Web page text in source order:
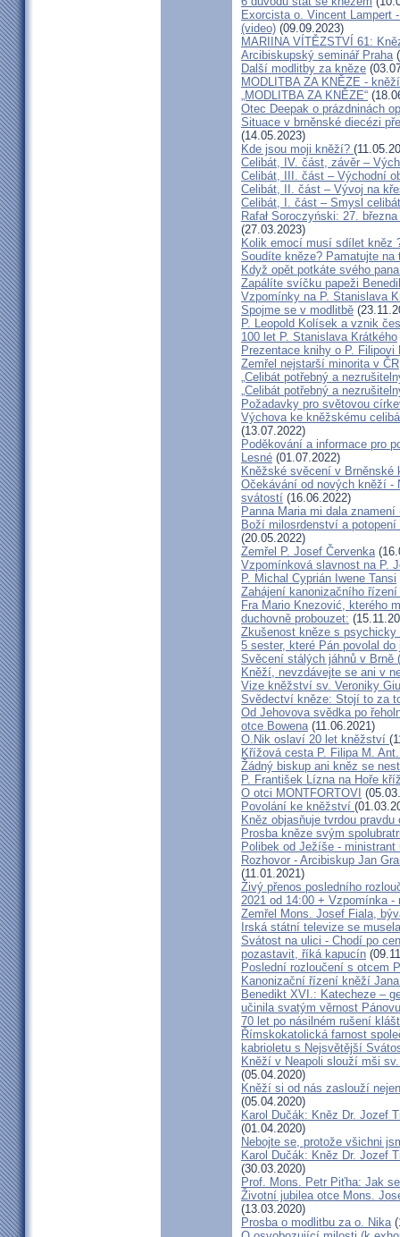
Exorcista o. Vincent Lampert
(video) (09.09.2023)
MARIINA VÍTĚZSTVÍ 61:
Arcibiskupský seminář Praha
Další modlitby za kněze
MODLITBA ZA KNĚZE -
„MODLITBA ZA KNĚZE“
Otec Deepak o prázdninách
Situace v brněnské diecézi
(14.05.2023)
Kde jsou moji kněží?
Celibát, IV. část, závěr –
Celibát, III. část – Východní
Celibát, II. část – Vývoj na
Celibát, I. část – Smysl
Rafał Soroczyński: 27.
(27.03.2023)
Kolik emocí musí sdílet kněz
Soudíte kněze? Pamatujte
Když opět potkáte svého
Zapálíte svíčku papeži
Vzpomínky na P. Stanislava
Spojme se v modlitbě
P. Leopold Kolísek a vznik
100 let P. Stanislava Krátkého
Prezentace knihy o P. Filipovi
Zemřel nejstarší minorita v ČR
„Celibát potřebný a
„Celibát potřebný a
Požadavky pro světovou
Výchova ke kněžskému
(13.07.2022)
Poděkování a informace pro
Lesné (01.07.2022)
Kněžské svěcení v Brněnské
Očekávání od nových kněží -
svátostí (16.06.2022)
Panna Maria mi dala
Boží milosrdenství a
(20.05.2022)
Zemřel P. Josef Červenka
Vzpomínková slavnost na P.
P. Michal Cyprián Iwene Tansi
Zahájení kanonizačního
Fra Mario Knezović, kterého
duchovně probouzet:
Zkušenost kněze s psychicky
5 sester, které Pán povolal do
Svěcení stálých jáhnů v Brně
Kněží, nevzdávejte se ani v
Vize kněžství sv. Veroniky
Svědectví kněze: Stojí to za
Od Jehovova svědka po
otce Bowena(11.06.2021)
O.Nik oslaví 20 let kněžství
Křížová cesta P. Filipa M.
Žádný biskup ani kněz se
P. František Lízna na Hoře
O otci MONTFORTOVI
Povolání ke kněžství
Kněz objasňuje tvrdou
Prosba kněze svým
Polibek od Ježíše -
Rozhovor - Arcibiskup Jan
(11.01.2021)
Živý přenos posledního
2021 od 14:00 + Vzpomínka
Zemřel Mons. Josef Fiala,
Irská státní televize se
Svátost na ulici - Chodí po
pozastavit, říká kapucín
Poslední rozloučení s otcem
Kanonizační řízení kněží
Benedikt XVI.: Katecheze –
učinila svatým věrnost
70 let po násilném rušení
Římskokatolická farnost
kabrioletu s Nejsvětější
Kněží v Neapoli slouží mši
(05.04.2020)
Kněží si od nás zaslouží
(05.04.2020)
Karol Dučák: Kněz Dr. Jozef
(01.04.2020)
Nebojte se, protože všichni
Karol Dučák: Kněz Dr. Jozef
(30.03.2020)
Prof. Mons. Petr Piťha: Jak
Životní jubilea otce Mons.
(13.03.2020)
Prosba o modlitbu za o. Nika